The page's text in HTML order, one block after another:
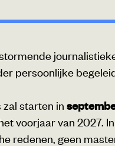
persoonlijke
starten in
voorjaar van 2027.
redenen, geen